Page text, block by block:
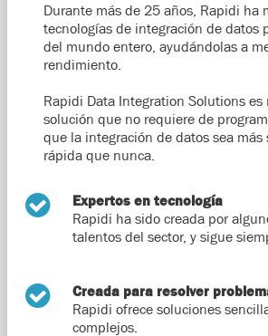
Durante más de 25 años, Rapidi ha
tecnologías de integración de datos
del mundo entero, ayudándolas a
rendimiento.
Rapidi Data Integration Solutions es
solución que no requiere de
que la integración de datos sea más
rápida que nunca.
Expertos en tecnología
Rapidi ha sido creada por
talentos del sector, y sigue
Creada para resolver
Rapidi ofrece soluciones
complejos.